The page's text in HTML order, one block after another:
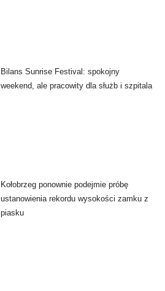
Bilans Sunrise Festival: spokojny
weekend, ale pracowity dla służb i szpitala
Kołobrzeg ponownie podejmie próbę
ustanowienia rekordu wysokości zamku z
piasku